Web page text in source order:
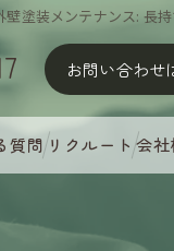
壁塗装メンテナンス: 長
お問い合わせ
質問リクルート 会社